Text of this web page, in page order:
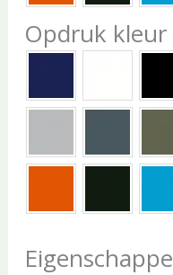
Opdruk kleur